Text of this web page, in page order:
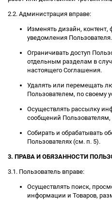
2.2. Администрация вправе:
Изменять дизайн, контент,
уведомления Пользователя.
Ограничивать доступ
отдельным разделам в
настоящего Соглашения.
Удалять или перемещать
Пользователем, по своему
Осуществлять рассылку
сообщений
Собирать и обрабатывать
Пользователях (см. п. 5).
3. ПРАВА И ОБЯЗАННОСТИ
3.1. Пользователь вправе:
Осуществлять поиск,
информации и Товаров,